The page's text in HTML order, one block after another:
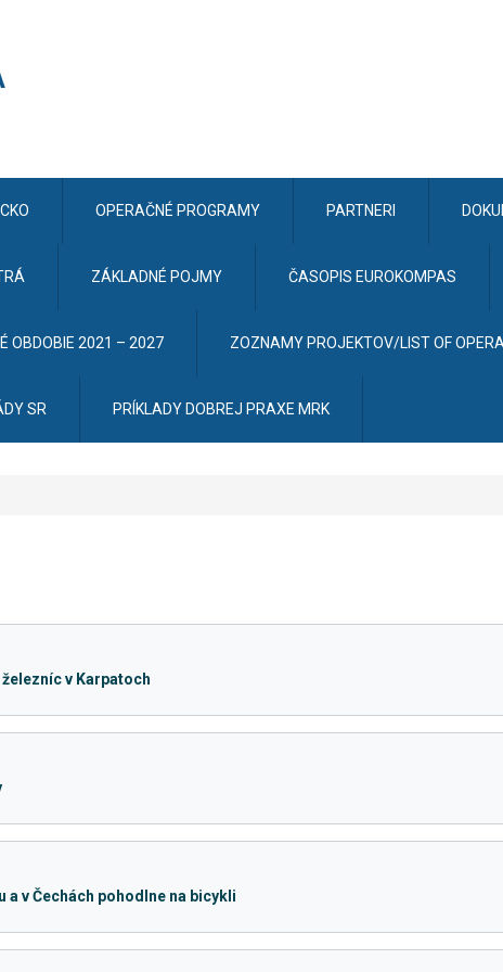
CKO OPERAČNÉ PROGRAMY PARTNERI
ZÁKLADNÉ POJMY ČASOPIS EUROKOMPAS
OBDOBIE 2021 – 2027 ZOZNAMY PROJEKTOV/LIST OF
SR PRÍKLADY DOBREJ PRAXE MRK
v Karpatoch
a v Čechách pohodlne na bicykli